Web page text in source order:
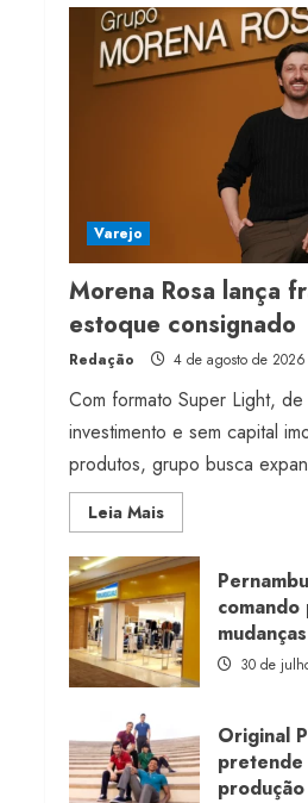
Projeto
digital na
4 de
Morena
franquia
consignado
4 de
Varejo
Morena Rosa lança
estoque consignado
Redação 4 de agosto de 2026
Com formato Super Light,
investimento e sem capital
produtos, grupo busca
Leia MaisRead
more
Morena
Rosa
lança
franquia
com
estoque
consignado
comando
mudanças
30 de
Original